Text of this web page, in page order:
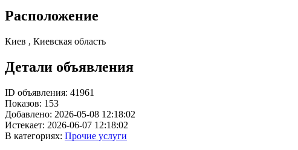
Расположение
Киев , Киевская область
Детали объявления
ID объявления: 41961
Показов: 153
Добавлено: 2026-05-08 12:18:02
Истекает: 2026-06-07 12:18:02
В категориях: Прочие услуги